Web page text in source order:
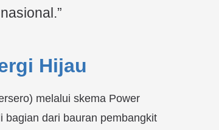
Hijau
melalui skema Power
bagian dari bauran pembangkit